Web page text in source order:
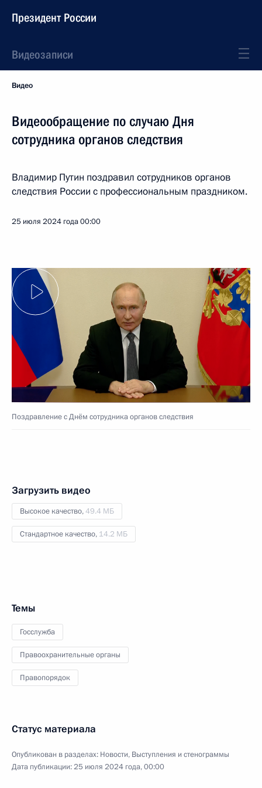
Президент России
Видеозаписи
Видео
Видеообращение по случаю Дня
сотрудника органов следствия
Владимир Путин поздравил сотрудников органов
следствия России с профессиональным праздником.
25 июля 2024 года00:00
Поздравление с Днём сотрудника органов следствия
Загрузить видео
Высокое качество,49.4 МБ
Стандартное качество, 14.2 МБ
Темы
Госслужба
Правоохранительные органы
Правопорядок
Статус материала
Опубликован в разделах: Новости, Выступления и стенограммы
Дата публикации:25 июля 2024 года, 00:00